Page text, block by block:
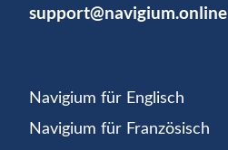
support@navigium.online
Navigium für Englisch
Navigium für Französisch